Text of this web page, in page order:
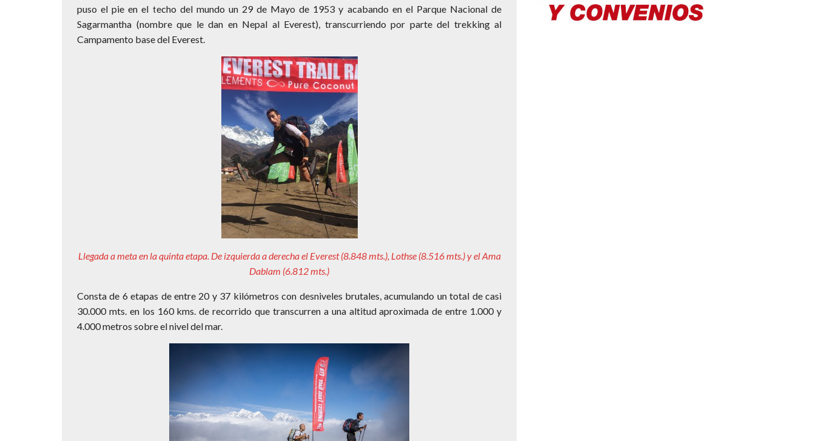
puso el pie en el techo del mundo un 29 de Mayo de 1953 y acabando en el Parque Nacional de
Sagarmantha (nombre que le dan en Nepal al Everest), transcurriendo por parte del trekking al
Campamento base del Everest.
Llegada a meta en la quinta etapa. De izquierda a derecha el Everest (8.848 mts.), Lothse (8.516 mts.) y el Ama
Dablam (6.812 mts.)
Consta de 6 etapas de entre 20 y 37 kilómetros con desniveles brutales, acumulando un total de casi
30.000 mts. en los 160 kms. de recorrido que transcurren a una altitud aproximada de entre 1.000 y
4.000 metros sobre el nivel del mar.